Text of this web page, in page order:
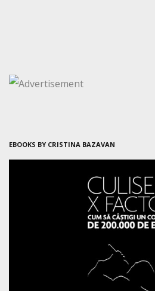
EBOOKS BY CRISTINA BAZAVAN